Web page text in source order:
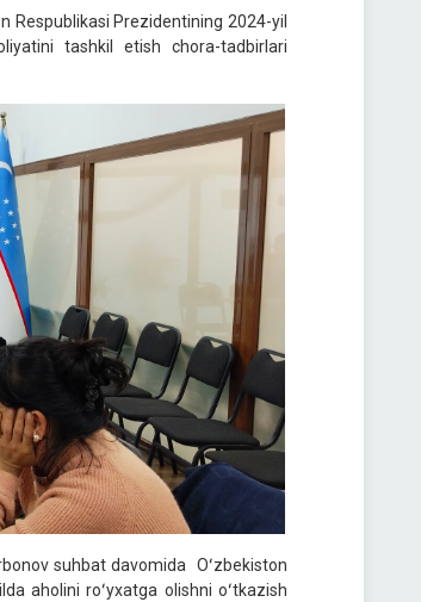
Respublikasi Prezidentining 2024-yil
tashkil etish chora-tadbirlari
suhbat davomida Oʻzbekiston
aholini roʻyxatga olishni oʻtkazish